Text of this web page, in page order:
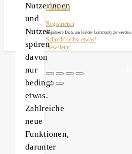
Nutzerinnen
und
Nutzer
spüren
davon
nur
bedingt
etwas.
Zahlreiche
neue
Funktionen,
darunter
Anmelden
Registrieren
Registriere Dich, um Teil der Community zu werden.
Schreib' selbst etwas!
Newsletter